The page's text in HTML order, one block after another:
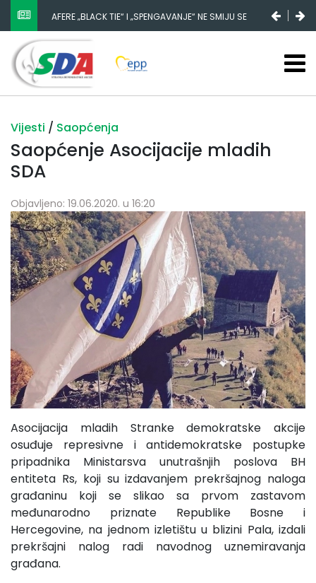
AFERE „BLACK TIE“ I „SPENGAVANJE“ NE SMIJU SE
ZATAŠKATI
Vijesti / Saopćenja
Saopćenje Asocijacije mladih
SDA
Objavljeno: 19.06.2020. u 16:20
Asocijacija mladih Stranke demokratske akcije
osuđuje represivne i antidemokratske postupke
pripadnika Ministarsva unutrašnjih poslova BH
entiteta Rs, koji su izdavanjem prekršajnog naloga
građaninu koji se slikao sa prvom zastavom
međunarodno priznate Republike Bosne i
Hercegovine, na jednom izletištu u blizini Pala, izdali
prekršajni nalog radi navodnog uznemiravanja
građana.